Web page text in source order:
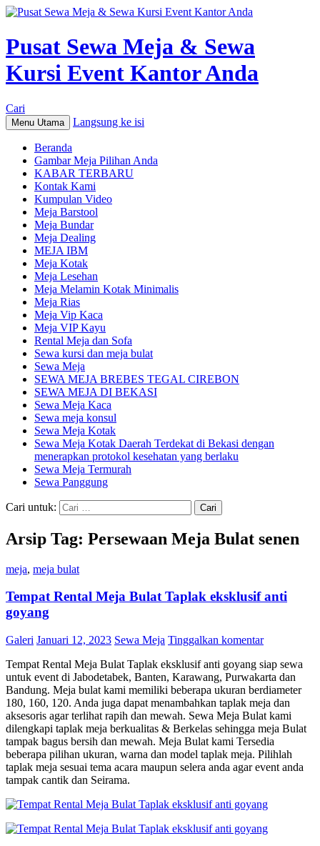
Pusat Sewa Meja & Sewa
Kursi Event Kantor Anda
Cari
Menu Utama Langsung ke isi
Beranda
Gambar Meja Pilihan Anda
KABAR TERBARU
Kontak Kami
Kumpulan Video
Meja Barstool
Meja Bundar
Meja Dealing
MEJA IBM
Meja Kotak
Meja Lesehan
Meja Melamin Kotak Minimalis
Meja Rias
Meja Vip Kaca
Meja VIP Kayu
Rental Meja dan Sofa
Sewa kursi dan meja bulat
Sewa Meja
SEWA MEJA BREBES TEGAL CIREBON
SEWA MEJA DI BEKASI
Sewa Meja Kaca
Sewa meja konsul
Sewa Meja Kotak
Sewa Meja Kotak Daerah Terdekat di Bekasi dengan
menerapkan protokol kesehatan yang berlaku
Sewa Meja Termurah
Sewa Panggung
Cari untuk:
Arsip Tag: Persewaan Meja Bulat senen
meja, meja bulat
Tempat Rental Meja Bulat Taplak eksklusif anti
goyang
Galeri Januari 12, 2023 Sewa Meja Tinggalkan komentar
Tempat Rental Meja Bulat Taplak eksklusif anti goyang siap sewa
untuk event di Jabodetabek, Banten, Karawang, Purwakarta dan
Bandung. Meja bulat kami memiliki beberapa ukuran berdiameter
180, 160, 120. Anda juga dapat menambahkan taplak meja dan
aksesoris agar terlihat rapih dan mewah. Sewa Meja Bulat kami
dilengkapi taplak meja berkualitas & Berkelas sehingga meja Bulat
tampak bagus bersih dan mewah. Meja Bulat kami Tersedia
beberapa pilihan ukuran, warna dan model taplak meja. Pilihlah
taplak meja sesuai tema acara maupun selera anda agar event anda
tampak cantik dan Seirama.